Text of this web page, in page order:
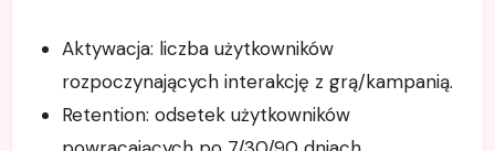
Aktywacja: liczba użytkowników
rozpoczynających interakcję z grą/kampanią.
Retention: odsetek użytkowników